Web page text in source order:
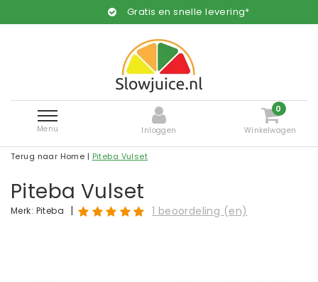
Gratis en snelle levering*
Menu Inloggen
0
Winkelwagen
Terug naar Home | Piteba Vulset
Piteba Vulset
Merk: Piteba | 1 beoordeling (en)